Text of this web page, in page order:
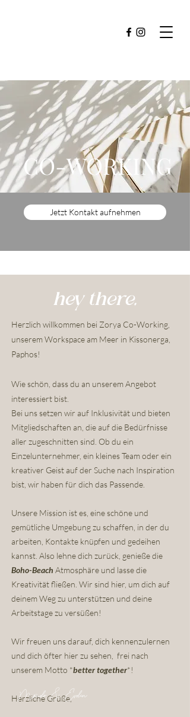
CO-WORKING
Jetzt Kontakt aufnehmen
hey there,
Herzlich willkommen bei Zorya Co-Working,
unserem Workspace am Meer in Kissonerga,
Paphos!
Wie schön, dass du an unserem Angebot
interessiert bist.
Bei uns setzen wir auf Inklusivität und bieten
Mitgliedschaften an, die auf die Bedürfnisse
aller zugeschnitten sind. Ob du ein
Einzelunternehmer, ein kleines Team oder ein
kreativer Geist auf der Suche nach Inspiration
bist, wir haben für dich das Passende.
Unsere Mission ist es, eine schöne und
gemütliche Umgebung zu schaffen, in der du
arbeiten, Kontakte knüpfen und gedeihen
kannst. Also lehne dich zurück, genieße die
Boho-Beach Atmosphäre und lasse die
Kreativität fließen. Wir sind hier, um dich auf
deinem Weg zu unterstützen und deine
Arbeitstage zu versüßen!
Wir freuen uns darauf, dich kennenzulernen
und dich öfter hier zu sehen, frei nach
unserem Motto *better together*!
Herzliche Grüße,
Mondo & Evelin